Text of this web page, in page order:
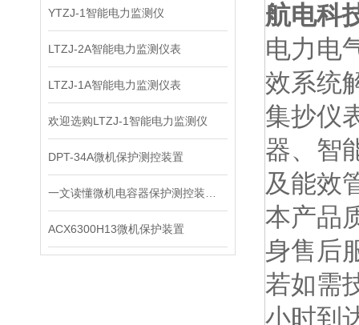
YTZJ-1智能电力监测仪
LTZJ-2A智能电力监测仪表
LTZJ-1A智能电力监测仪表
欢迎选购LTZJ-1智能电力监测仪
DPT-34A微机保护测控装置
ACX6300H13微机保护装置
航电科
电力电
效系统
集抄仪
器、智
及能效
本产品
身售后
若如需
小时到